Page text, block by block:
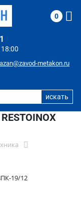
metakon.ru
0
19/12